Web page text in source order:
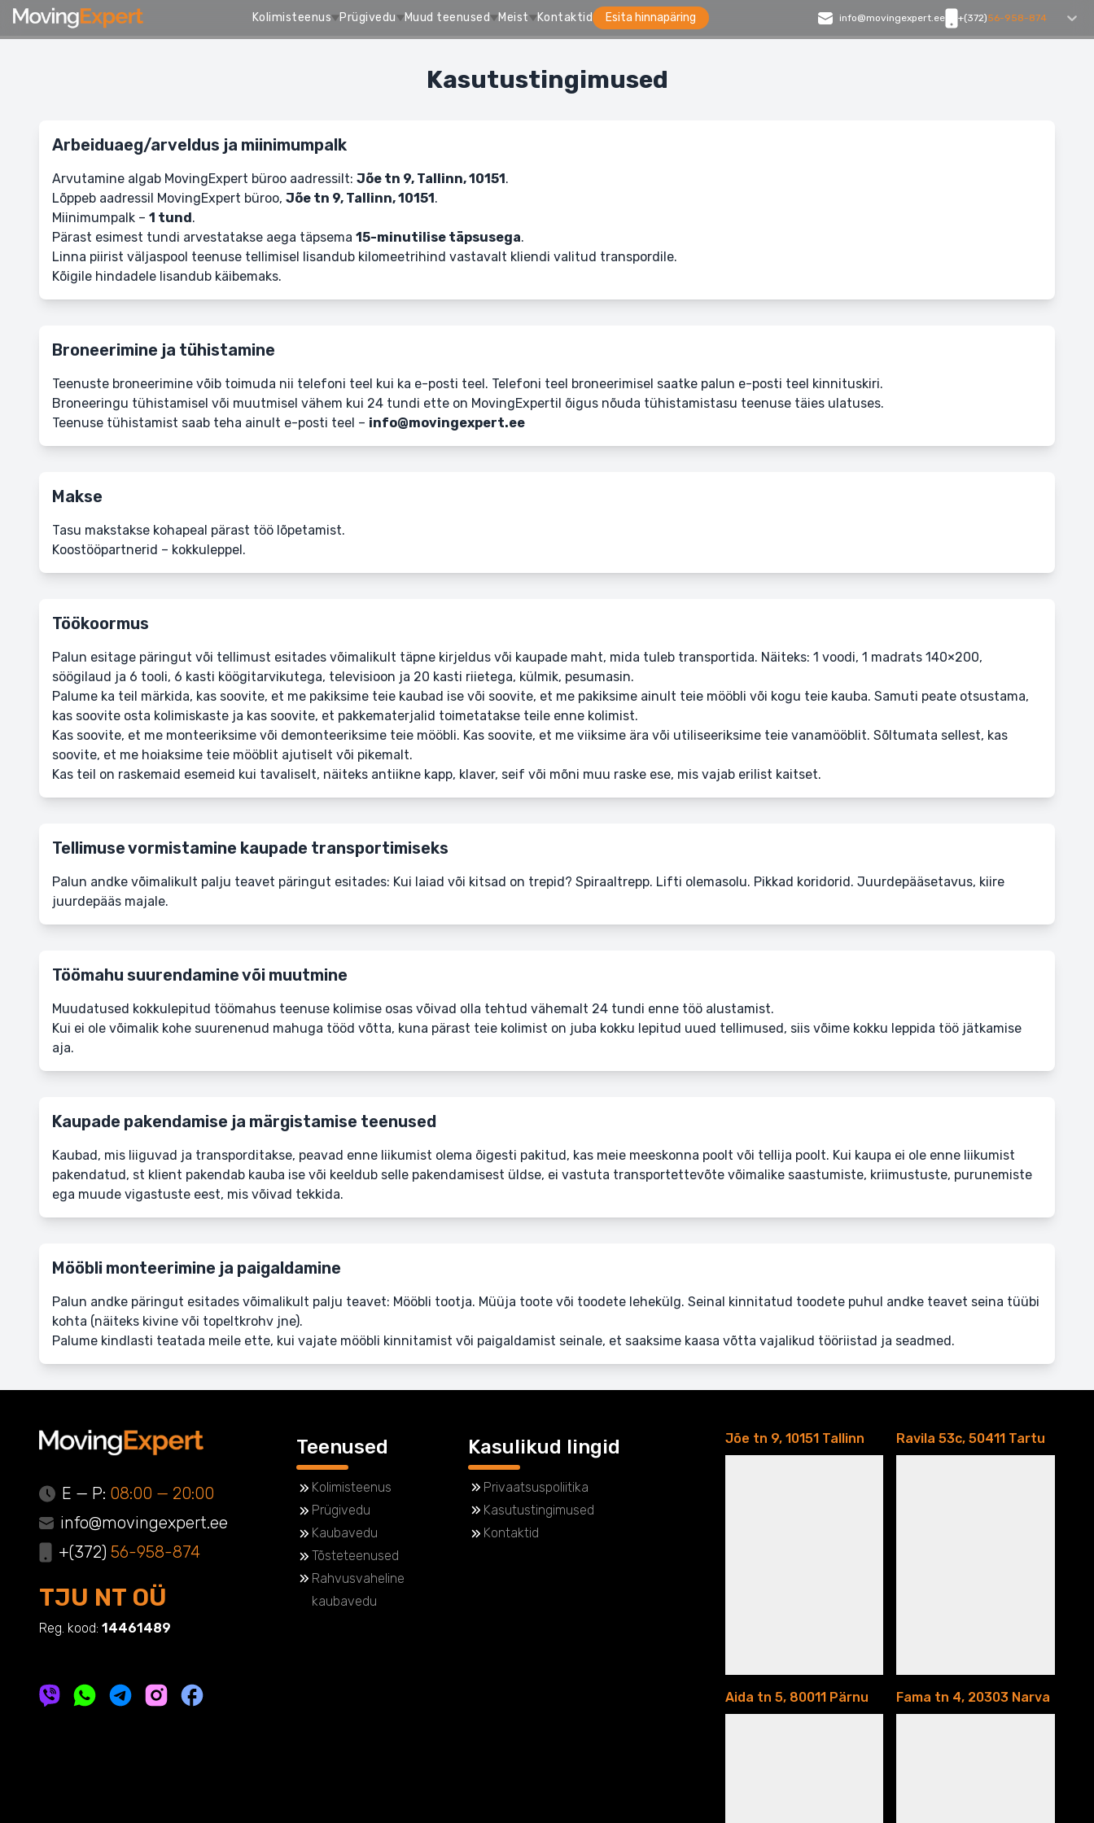
Kolimisteenus Prügivedu Muud teenused Meist Kontaktid Esita hinnapäring info@movingexpert.ee +(372)56-958-874
Kasutustingimused
Arbeiduaeg/arveldus ja miinimumpalk
Arvutamine algab MovingExpert büroo aadressilt: Jõe tn 9, Tallinn, 10151.
Lõppeb aadressil MovingExpert büroo, Jõe tn 9, Tallinn, 10151.
Miinimumpalk – 1 tund.
Pärast esimest tundi arvestatakse aega täpsema 15-minutilise täpsusega.
Linna piirist väljaspool teenuse tellimisel lisandub kilomeetrihind vastavalt kliendi valitud transpordile.
Kõigile hindadele lisandub käibemaks.
Broneerimine ja tühistamine
Teenuste broneerimine võib toimuda nii telefoni teel kui ka e-posti teel. Telefoni teel broneerimisel saatke palun e-posti teel kinnituskiri.
Broneeringu tühistamisel või muutmisel vähem kui 24 tundi ette on MovingExpertil õigus nõuda tühistamistasu teenuse täies ulatuses.
Teenuse tühistamist saab teha ainult e-posti teel – info@movingexpert.ee
Makse
Tasu makstakse kohapeal pärast töö lõpetamist.
Koostööpartnerid – kokkuleppel.
Töökoormus
Palun esitage päringut või tellimust esitades võimalikult täpne kirjeldus või kaupade maht, mida tuleb transportida. Näiteks: 1 voodi, 1 madrats 140×200,
söögilaud ja 6 tooli, 6 kasti köögitarvikutega, televisioon ja 20 kasti riietega, külmik, pesumasin.
Palume ka teil märkida, kas soovite, et me pakiksime teie kaubad ise või soovite, et me pakiksime ainult teie mööbli või kogu teie kauba. Samuti peate otsustama,
kas soovite osta kolimiskaste ja kas soovite, et pakkematerjalid toimetatakse teile enne kolimist.
Kas soovite, et me monteeriksime või demonteeriksime teie mööbli. Kas soovite, et me viiksime ära või utiliseeriksime teie vanamööblit. Sõltumata sellest, kas
soovite, et me hoiaksime teie mööblit ajutiselt või pikemalt.
Kas teil on raskemaid esemeid kui tavaliselt, näiteks antiikne kapp, klaver, seif või mõni muu raske ese, mis vajab erilist kaitset.
Tellimuse vormistamine kaupade transportimiseks
Palun andke võimalikult palju teavet päringut esitades: Kui laiad või kitsad on trepid? Spiraaltrepp. Lifti olemasolu. Pikkad koridorid. Juurdepääsetavus, kiire
juurdepääs majale.
Töömahu suurendamine või muutmine
Muudatused kokkulepitud töömahus teenuse kolimise osas võivad olla tehtud vähemalt 24 tundi enne töö alustamist.
Kui ei ole võimalik kohe suurenenud mahuga tööd võtta, kuna pärast teie kolimist on juba kokku lepitud uued tellimused, siis võime kokku leppida töö jätkamise
aja.
Kaupade pakendamise ja märgistamise teenused
Kaubad, mis liiguvad ja transporditakse, peavad enne liikumist olema õigesti pakitud, kas meie meeskonna poolt või tellija poolt. Kui kaupa ei ole enne liikumist
pakendatud, st klient pakendab kauba ise või keeldub selle pakendamisest üldse, ei vastuta transportettevõte võimalike saastumiste, kriimustuste, purunemiste
ega muude vigastuste eest, mis võivad tekkida.
Mööbli monteerimine ja paigaldamine
Palun andke päringut esitades võimalikult palju teavet: Mööbli tootja. Müüja toote või toodete lehekülg. Seinal kinnitatud toodete puhul andke teavet seina tüübi
kohta (näiteks kivine või topeltkrohv jne).
Palume kindlasti teatada meile ette, kui vajate mööbli kinnitamist või paigaldamist seinale, et saaksime kaasa võtta vajalikud tööriistad ja seadmed.
E — P: 08:00 — 20:00
info@movingexpert.ee
+(372) 56-958-874
TJU NT OÜ
Reg. kood: 14461489
Teenused
Kolimisteenus
Prügivedu
Kaubavedu
Tõsteteenused
Rahvusvaheline
kaubavedu
Kasulikud lingid
Privaatsuspoliitika
Kasutustingimused
Kontaktid
Jõe tn 9, 10151 Tallinn Ravila 53c, 50411 Tartu
Aida tn 5, 80011 Pärnu Fama tn 4, 20303 Narva